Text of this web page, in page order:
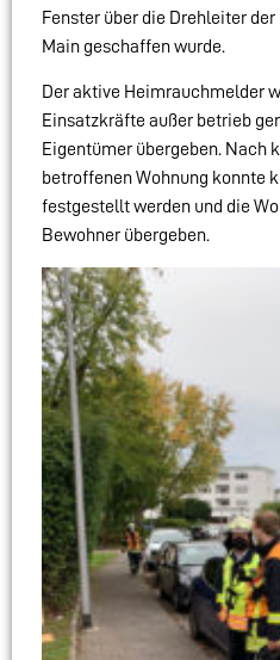
Fenster über die Drehleiter
Main geschaffen wurde.
Der aktive Heimrauchmelder
Einsatzkräfte außer betrieb
Eigentümer übergeben. Nach
betroffenen Wohnung konnte
festgestellt werden und die
Bewohner übergeben.